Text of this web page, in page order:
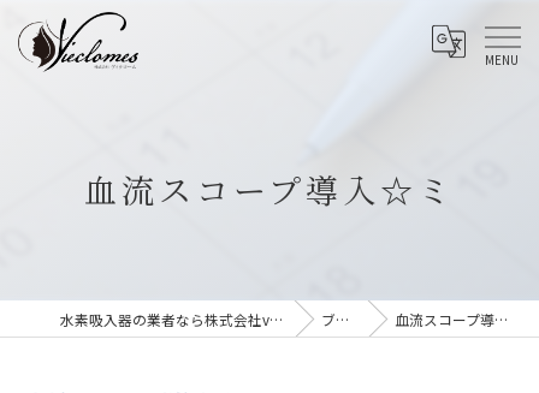
血流スコープ導入☆ミ
水素吸入器の業者なら株式会社vieclomes ブログ 血流スコープ導入☆ミ